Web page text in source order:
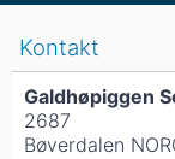
Kontakt
Galdhøpiggen
2687
Bøverdalen